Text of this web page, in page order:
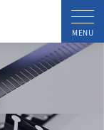
MENU